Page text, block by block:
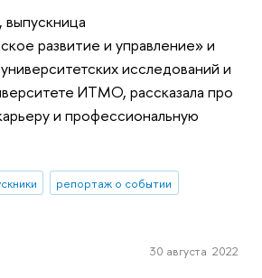
выпускница
развитие и управление» и
исследований и
ИТМО, рассказала про
и профессиональную
репортаж о событии
30 августа 2022